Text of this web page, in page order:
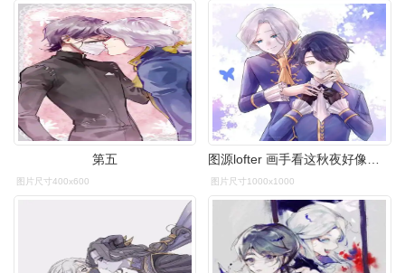
第五
图片尺寸400x600 图片尺寸1000x1000